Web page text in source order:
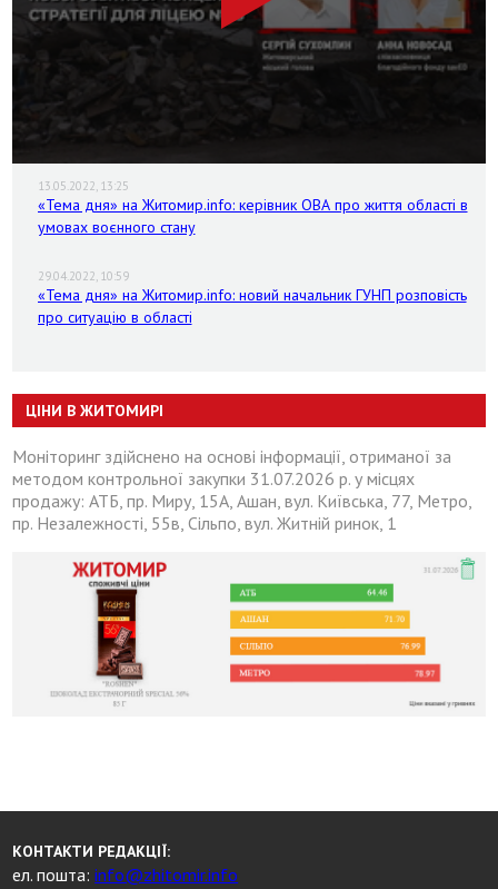
13.05.2022, 13:25
«Тема дня» на Житомир.info: керівник ОВА про життя області в
умовах воєнного стану
29.04.2022, 10:59
«Тема дня» на Житомир.info: новий начальник ГУНП розповість
про ситуацію в області
ЦІНИ В ЖИТОМИРІ
Моніторинг здійснено на основі інформації, отриманої за
методом контрольної закупки 31.07.2026 р. у місцях
продажу: АТБ, пр. Миру, 15А, Ашан, вул. Київська, 77, Метро,
пр. Незалежності, 55в, Сільпо, вул. Житній ринок, 1
КОНТАКТИ РЕДАКЦІЇ:
ел. пошта:info@zhitomir.info